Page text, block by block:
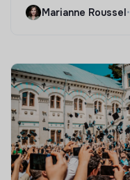
Marianne Roussel•